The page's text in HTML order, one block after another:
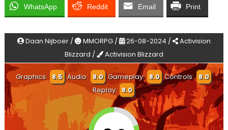
WhatsApp Reddit Email Print
Daan Nijboer / MMORPG / 26-08-2024 /
Activision
Blizzard /
Activision Blizzard
Graphics: 8.5 Audio: 8.0 Gameplay: 8.0 Controls: 8.0
Replay: 8.0